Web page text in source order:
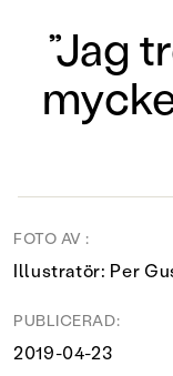
”Jag
FOTO AV :
Illustratör: Per
PUBLICERAD:
2019-04-23